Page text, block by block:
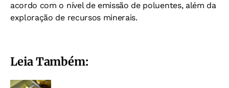
acordo com o nível de emissão de poluentes, além da
exploração de recursos minerais.
Leia Também: